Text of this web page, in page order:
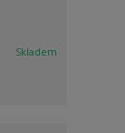
Skladem